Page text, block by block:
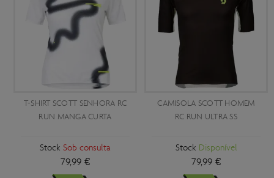
T-SHIRT SCOTT SENHORA RC
RUN MANGA CURTA
Stock Sob consulta
79,99 €
CAMISOLA SCOTT HOMEM
RC RUN ULTRA SS
Stock Disponível
79,99 €